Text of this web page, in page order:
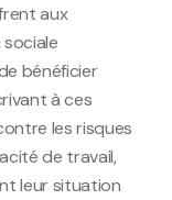
aux
bénéficier
à ces
les risques
de travail,
leur situation